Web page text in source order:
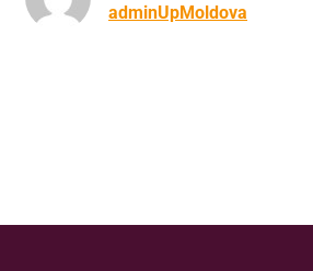
adminUpMoldova